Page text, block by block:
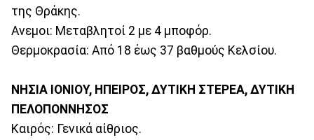
της Θράκης.
Ανεμοι: Μεταβλητοί 2 με 4 μποφόρ.
Θερμοκρασία: Από 18 έως 37 βαθμούς Κελσίου.
ΝΗΣΙΑ ΙΟΝΙΟΥ, ΗΠΕΙΡΟΣ, ΔΥΤΙΚΗ ΣΤΕΡΕΑ, ΔΥΤΙΚΗ
ΠΕΛΟΠΟΝΝΗΣΟΣ
Καιρός: Γενικά αίθριος.